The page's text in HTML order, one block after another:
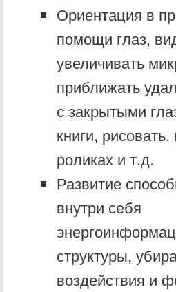
Ориентация в
помощи глаз,
увеличивать
приближать
с закрытыми
книги, рисовать,
роликах и т.д.
Развитие
внутри себя
структуры,
воздействия и